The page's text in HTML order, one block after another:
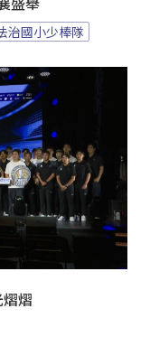
盛舉
治國小少棒隊
熠